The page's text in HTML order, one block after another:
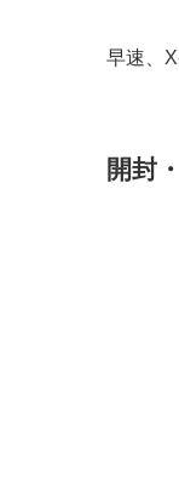
早速、
開封